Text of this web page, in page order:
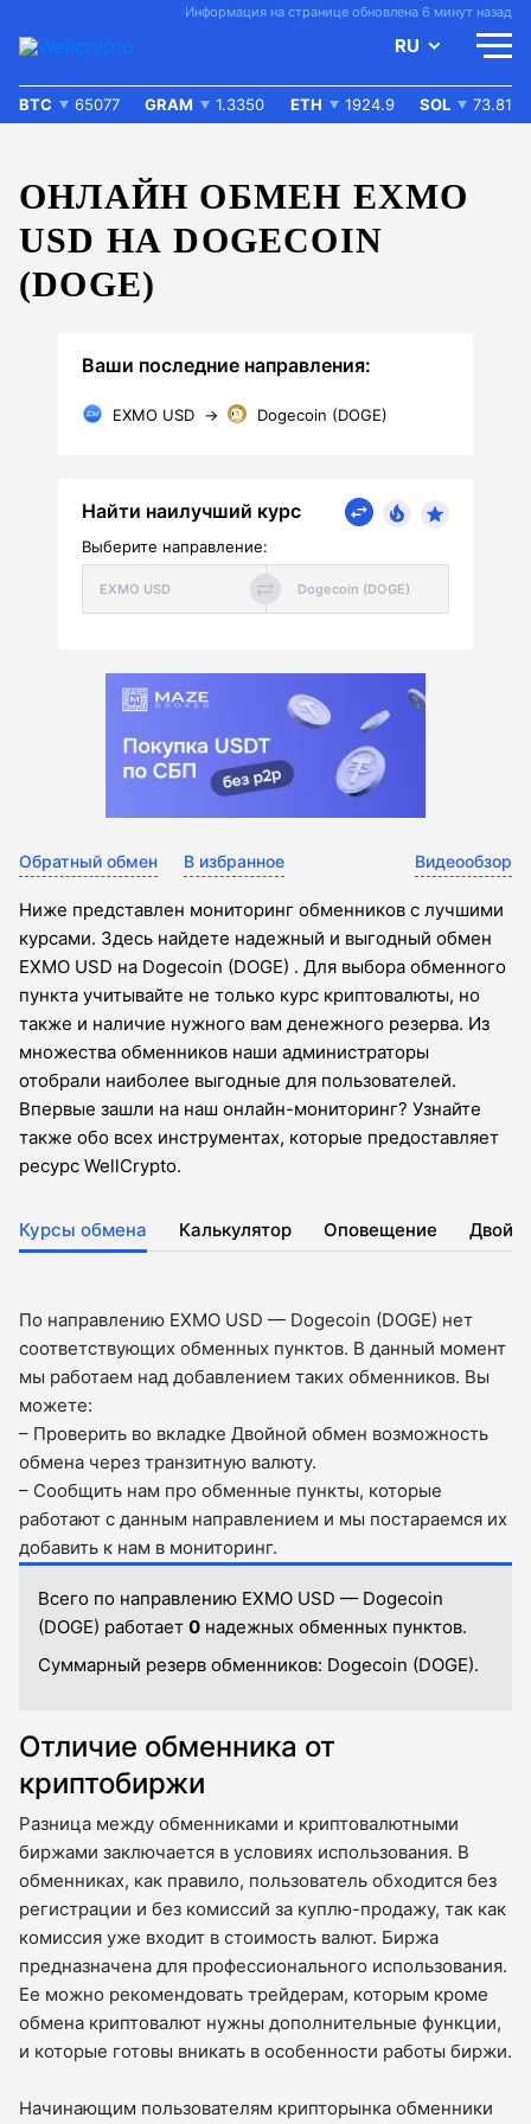
Информация на странице обновлена 6 минут назад
RU
BTC 65077 GRAM 1.3350 ETH 1924.9 SOL 73.81
ОНЛАЙН ОБМЕН EXMO
USD НА DOGECOIN
(DOGE)
Ваши последние направления:
EXMO USD → Dogecoin (DOGE)
Найти наилучший курс
Выберите направление:
Обратный обмен В избранное Видеообзор
Ниже представлен мониторинг обменников с лучшими
курсами. Здесь найдете надежный и выгодный обмен
EXMO USD на Dogecoin (DOGE) . Для выбора обменного
пункта учитывайте не только курс криптовалюты, но
также и наличие нужного вам денежного резерва. Из
множества обменников наши администраторы
отобрали наиболее выгодные для пользователей.
Впервые зашли на наш онлайн-мониторинг? Узнайте
также обо всех инструментах, которые предоставляет
ресурс WellCrypto.
Курсы обмена Калькулятор Оповещение
По направлению EXMO USD — Dogecoin (DOGE) нет
соответствующих обменных пунктов. В данный момент
мы работаем над добавлением таких обменников. Вы
можете:
– Проверить во вкладкe Двойной обмен возможность
обмена через транзитную валюту.
– Сообщить нам про обменные пункты, которые
работают с данным направлением и мы постараемся их
добавить к нам в мониторинг.
Всего по направлению EXMO USD — Dogecoin
(DOGE) работает 0 надежных обменных пунктов.
Суммарный резерв обменников: Dogecoin (DOGE).
Отличие обменника от
криптобиржи
Разница между обменниками и криптовалютными
биржами заключается в условиях использования. В
обменниках, как правило, пользователь обходится без
регистрации и без комиссий за куплю-продажу, так как
комиссия уже входит в стоимость валют. Биржа
предназначена для профессионального использования.
Ее можно рекомендовать трейдерам, которым кроме
обмена криптовалют нужны дополнительные функции,
и которые готовы вникать в особенности работы биржи.
Начинающим пользователям крипторынка обменники